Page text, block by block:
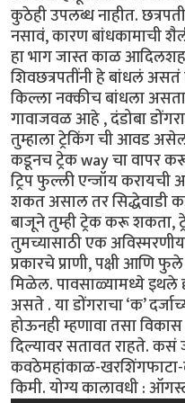
कुठेही उपलब्ध नाहीत.
नसावं, कारण बांधकामाची
हा भाग जास्त काळ
शिवछत्रपतींनी हे बांधलं असतं
किल्ला नक्कीच बांधला
गावाजवळ आहे , दंडोबा
तुम्हाला ट्रेकिंग ची आवड असेल
कडूनच ट्रेक way चा वापर
ट्रिप फुल्ली एन्जॉय
शकत असाल तर सिद्धेवाडी
बाजूने तुम्ही ट्रेक करू शकता,
तुमच्यासाठी एक
प्रकारचे प्राणी, पक्षी आणि
मिळेल. पावसाळ्यामध्ये
असते . या डोंगराचा ‘क’
होऊनही म्हणावा तसा
दिल्यावर सतावत राहते.
कवठेमहांकाळ-खरशिंगफाटा-
किमी. योग्य कालावधी :